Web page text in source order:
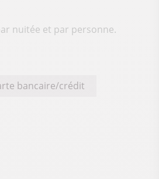
nuitée et par personne.
bancaire/crédit